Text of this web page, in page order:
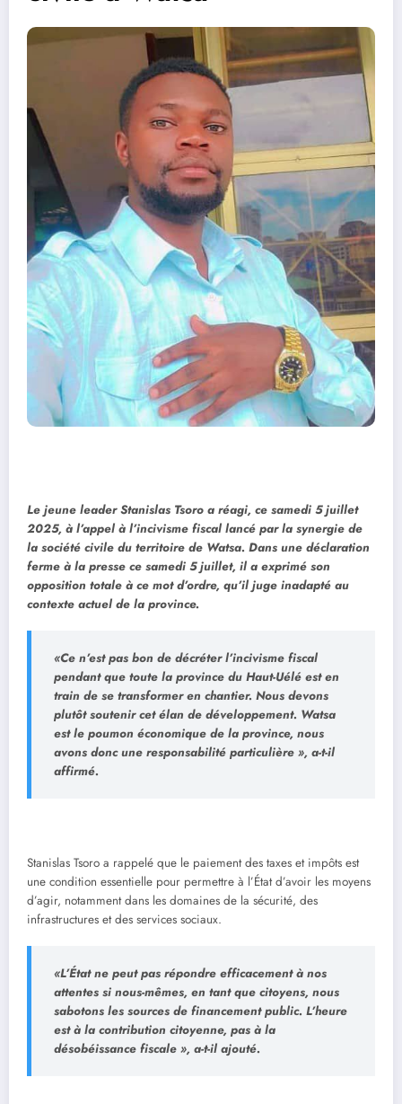
Le jeune leader Stanislas Tsoro a réagi, ce samedi 5 juillet
2025, à l’appel à l’incivisme fiscal lancé par la synergie de
la société civile du territoire de Watsa. Dans une déclaration
ferme à la presse ce samedi 5 juillet, il a exprimé son
opposition totale à ce mot d’ordre, qu’il juge inadapté au
contexte actuel de la province.
«Ce n’est pas bon de décréter l’incivisme fiscal
pendant que toute la province du Haut-Uélé est en
train de se transformer en chantier. Nous devons
plutôt soutenir cet élan de développement. Watsa
est le poumon économique de la province, nous
avons donc une responsabilité particulière », a-t-il
affirmé.
Stanislas Tsoro a rappelé que le paiement des taxes et impôts est
une condition essentielle pour permettre à l’État d’avoir les moyens
d’agir, notamment dans les domaines de la sécurité, des
infrastructures et des services sociaux.
«L’État ne peut pas répondre efficacement à nos
attentes si nous-mêmes, en tant que citoyens, nous
sabotons les sources de financement public. L’heure
est à la contribution citoyenne, pas à la
désobéissance fiscale », a-t-il ajouté.